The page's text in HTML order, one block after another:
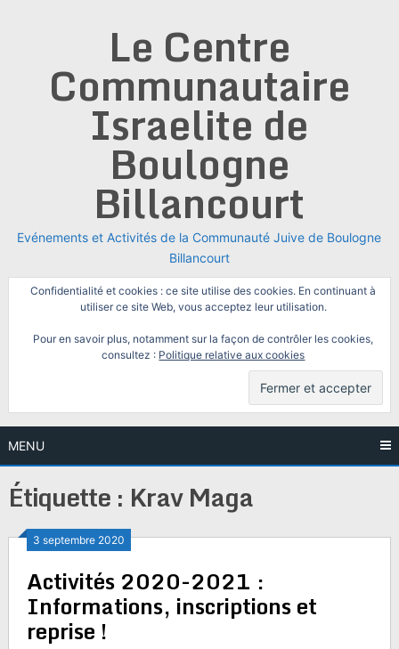
Le Centre
Communautaire
Israelite de
Boulogne
Billancourt
Evénements et Activités de la Communauté Juive de Boulogne
Billancourt
Confidentialité et cookies : ce site utilise des cookies. En continuant à
utiliser ce site Web, vous acceptez leur utilisation.
Pour en savoir plus, notamment sur la façon de contrôler les cookies,
consultez : Politique relative aux cookies
MENU
Étiquette : Krav Maga
3 septembre 2020
Activités 2020-2021 :
Informations, inscriptions et
reprise !